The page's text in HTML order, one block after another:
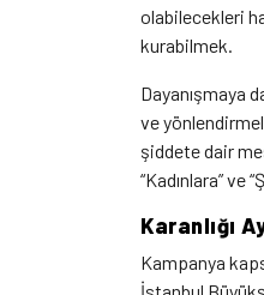
olabilecekleri
kurabilmek.
Dayanışmaya
ve
şiddete dair
“Kadınlara” ve
Karanlığı
Kampanya